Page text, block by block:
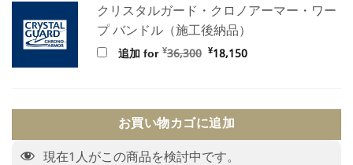
クリスタルガード・クロノアーマー・ワー
プ バンドル（施工後納品）
追加 for ¥36,300 元
の
¥36,300
で
し
た。
¥18,150現
は
す。
お買い物カゴに追加
現在1人がこの商品を検討中です。